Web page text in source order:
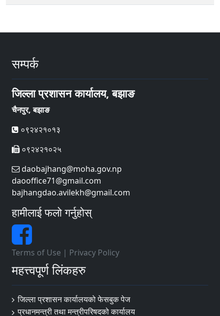
सम्पर्क
जिल्ला प्रशासन कार्यालय, बझाङ
चैनपुर, बझाङ
०९२४२१०१३
०९२४२१०२५
daobajhang@moha.gov.np
daooffice71@gmail.com
bajhangdao.avilekh@gmail.com
हामीलाई फलो गर्नुहोस्
Terms of Use | Privacy Policy
महत्त्वपूर्ण लिंकहरु
जिल्ला प्रशासन कार्यालयको फेसबुक पेज
प्रधानमन्त्री तथा मन्त्रीपरिषदको कार्यालय